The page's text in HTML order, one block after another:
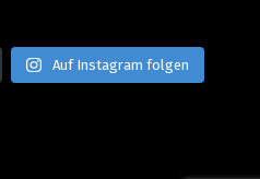
Auf Instagram folgen